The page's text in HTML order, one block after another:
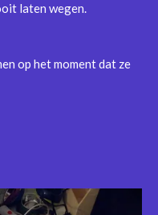
laten wegen.
op het moment dat ze